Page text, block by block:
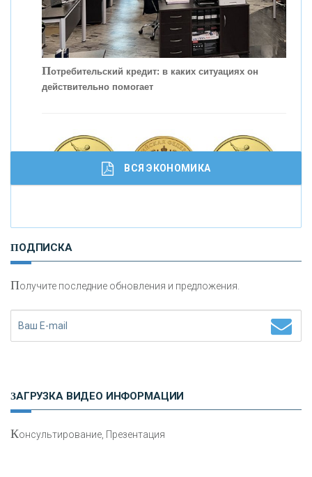
Скорость - один из главных трендов в
кредитовании бизнеса - «Интервью»
Потребительский кредит: в каких ситуациях он
действительно помогает
И
сохранения и увеличения капитала
ВСЯ ЭКОНОМИКА
ПОДПИСКА
Получите последние обновления и предложения.
ЗАГРУЗКА ВИДЕО ИНФОРМАЦИИ
Консультирование, Презентация